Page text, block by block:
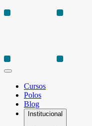
Cursos
Polos
Blog
Institucional